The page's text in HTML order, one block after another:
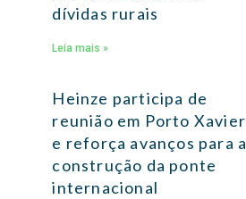
dívidas rurais
Leia mais »
Heinze participa de
reunião em Porto Xavier
e reforça avanços para a
construção da ponte
internacional